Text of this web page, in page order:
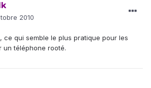
2010
ce qui semble le plus pratique pour les
téléphone rooté.